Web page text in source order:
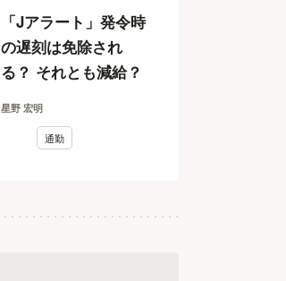
「Jアラート」発令時
の遅刻は免除され
る？ それとも減給？
星野 宏明
通勤